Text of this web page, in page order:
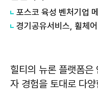
경기공유서비스, 휠체
힐티의 뉴론 플랫폼은
자 경험을 토대로 다